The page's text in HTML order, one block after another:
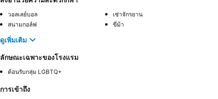
วอลเลย์บอล
เช่าจักรยาน
สนามกอล์ฟ
ขี่ม้า
ดูเพิ่มเติม
ลักษณะเฉพาะของโรงแรม
ต้อนรับกลุ่ม LGBTQ+
การเข้าถึง